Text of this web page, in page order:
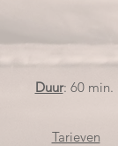
Duur: 60 min.
Tarieven